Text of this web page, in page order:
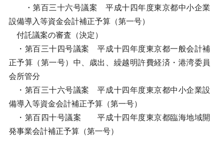
・第百三十六号議案 平成十四年度東京都中小企業
設備導入等資金会計補正予算（第一号）
付託議案の審査（決定）
・第百三十四号議案 平成十四年度東京都一般会計補
正予算（第一号）中、歳出、繰越明許費経済・港湾委員
会所管分
・第百三十六号議案 平成十四年度東京都中小企業設
備導入等資金会計補正予算（第一号）
・第百四十号議案 平成十四年度東京都臨海地域開
発事業会計補正予算（第一号）